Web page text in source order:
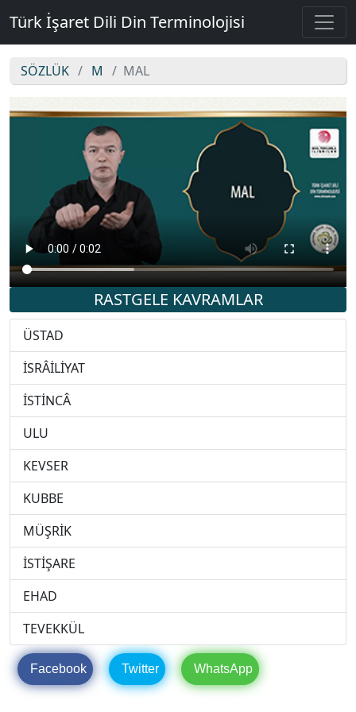
Türk İşaret Dili Din Terminolojisi
SÖZLÜK M MAL
MAL
RASTGELE KAVRAMLAR
ÜSTAD
İSRÂİLİYAT
İSTİNCÂ
ULU
KEVSER
KUBBE
MÜŞRİK
İSTİŞARE
EHAD
TEVEKKÜL
Facebook Twitter WhatsApp